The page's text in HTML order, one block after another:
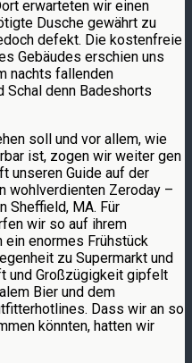
erwarteten wir einen
Dusche gewährt zu
defekt. Die kostenfreie
Gebäudes erschien uns
nachts fallenden
Schal denn Badeshorts
soll und vor allem, wie
ist, zogen wir weiter gen
unseren Guide auf der
wohlverdienten Zeroday –
Sheffield, MA. Für
wir so auf ihrem
ein enormes Frühstück
zu Supermarkt und
und Großzügigkeit gipfelt
Bier und dem
Dass wir an so
könnten, hatten wir